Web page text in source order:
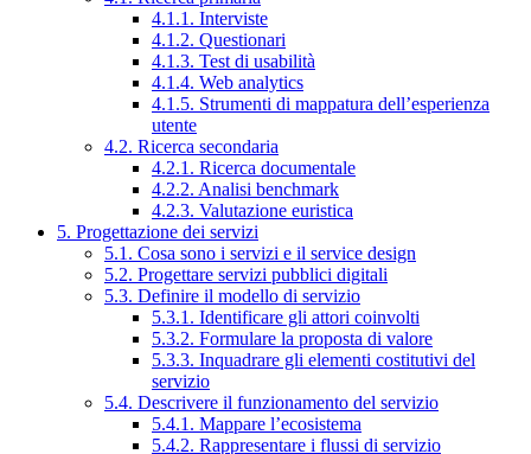
4.1.1. Interviste
4.1.2. Questionari
4.1.3. Test di usabilità
4.1.4. Web analytics
4.1.5. Strumenti di mappatura dell’esperienza
utente
4.2. Ricerca secondaria
4.2.1. Ricerca documentale
4.2.2. Analisi benchmark
4.2.3. Valutazione euristica
5. Progettazione dei servizi
5.1. Cosa sono i servizi e il service design
5.2. Progettare servizi pubblici digitali
5.3. Definire il modello di servizio
5.3.1. Identificare gli attori coinvolti
5.3.2. Formulare la proposta di valore
5.3.3. Inquadrare gli elementi costitutivi del
servizio
5.4. Descrivere il funzionamento del servizio
5.4.1. Mappare l’ecosistema
5.4.2. Rappresentare i flussi di servizio